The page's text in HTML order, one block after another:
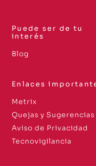
Puede ser de tu
interés
Blog
Enlaces
Metrix
Quejas y Sugerencias
Aviso de Privacidad
Tecnovigilancia